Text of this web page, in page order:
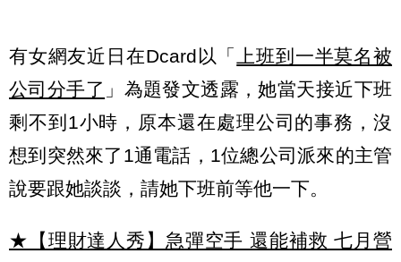
有女網友近日在Dcard以「
上班到一半莫名被
公司分手了 」為題發文透露，她當天接近下班
剩不到1小時，原本還在處理公司的事務，沒
想到突然來了1通電話，1位總公司派來的主管
說要跟她談談，請她下班前等他一下。
★【理財達人秀】急彈空手 還能補救 七月營